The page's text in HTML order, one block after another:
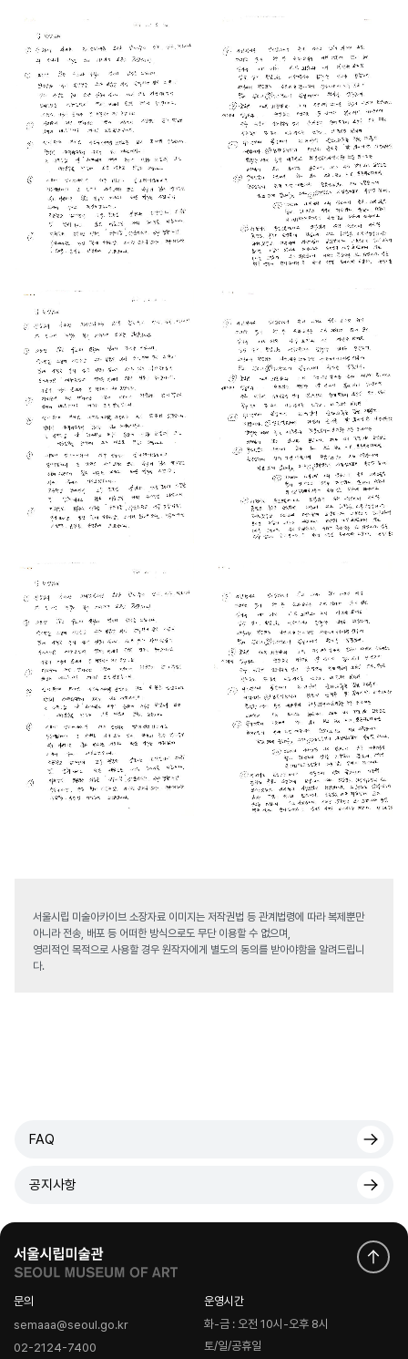
서울시립 미술아카이브 소장자료 이미지는 저작권법 등 관계법령에 따라 복제뿐만
아니라 전송, 배포 등 어떠한 방식으로도 무단 이용할 수 없으며,
영리적인 목적으로 사용할 경우 원작자에게 별도의 동의를 받아야함을 알려드립니
다.
FAQ
공지사항
문의
semaaa@seoul.go.kr
02-2124-7400
운영시간
화-금 : 오전 10시-오후 8시
토/일/공휴일